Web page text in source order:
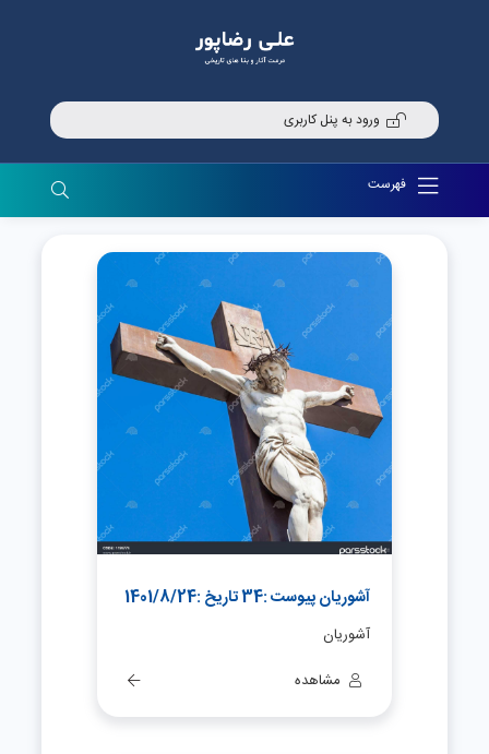
ورود به پنل کاربری
فهرست
آشوریان پیوست :34 تاریخ :1401/8/24
آشوریان
مشاهده